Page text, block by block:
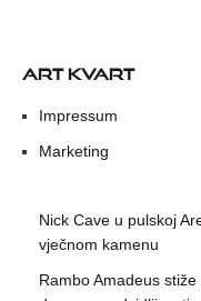
ART KVART
Impressum
Marketing
Nick Cave u pulskoj
vječnom kamenu
Rambo Amadeus